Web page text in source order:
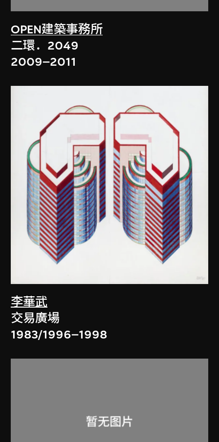
OPEN建築事務所
二環．2049
2009–2011
李華武
交易廣場
1983/1996–1998